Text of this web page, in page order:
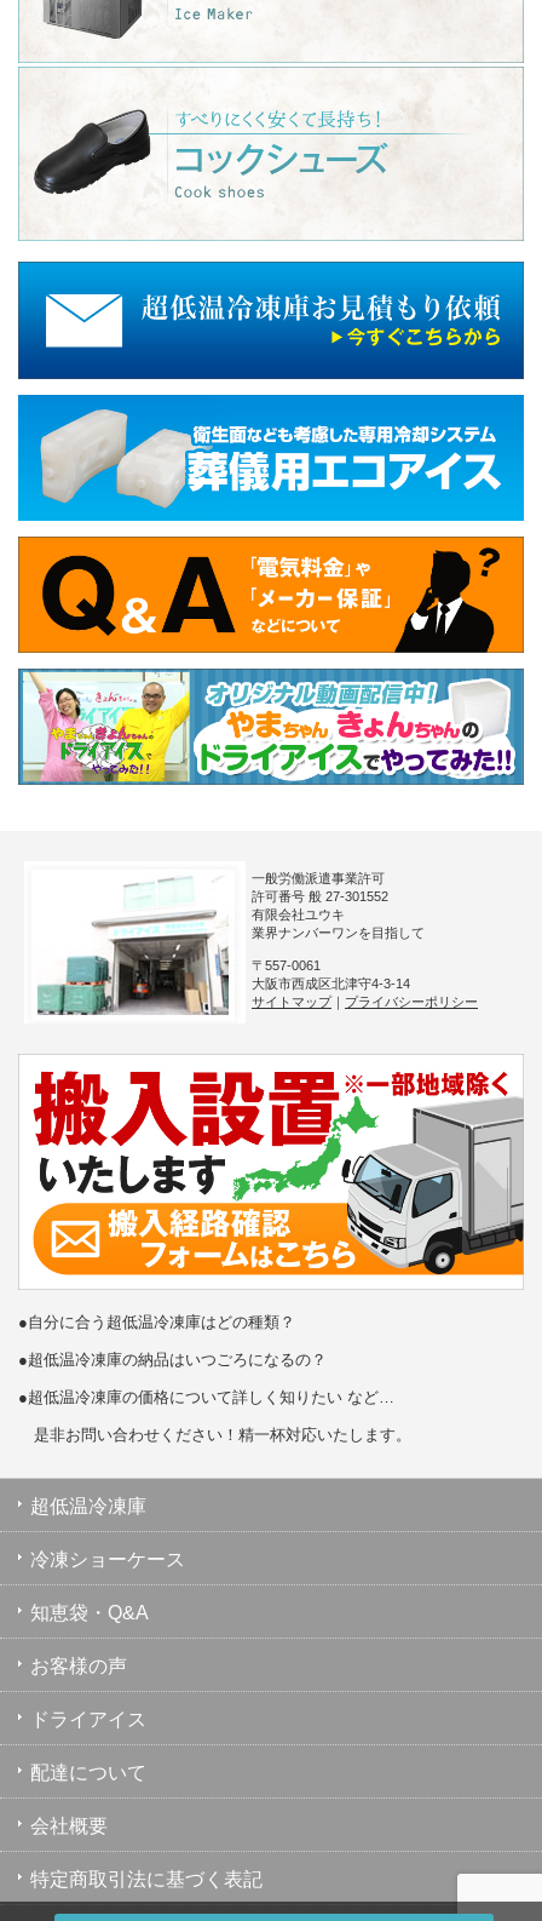
一般労働派遣事業許可
許可番号 般 27-301552
有限会社ユウキ
業界ナンバーワンを目指して
〒557-0061
大阪市西成区北津守4-3-14
サイトマップ
プライバシーポリシー
●自分に合う超低温冷凍庫はどの種類？
●超低温冷凍庫の納品はいつごろになるの？
●超低温冷凍庫の価格について詳しく知りたい など…
是非お問い合わせください！精一杯対応いたします。
超低温冷凍庫
冷凍ショーケース
知恵袋・Q&A
お客様の声
ドライアイス
配達について
会社概要
特定商取引法に基づく表記